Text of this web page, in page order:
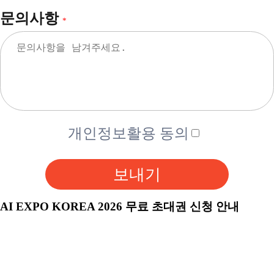
문의사항 *
개인정보활용 동의
보내기
AI EXPO KOREA 2026 무료 초대권 신청 안내